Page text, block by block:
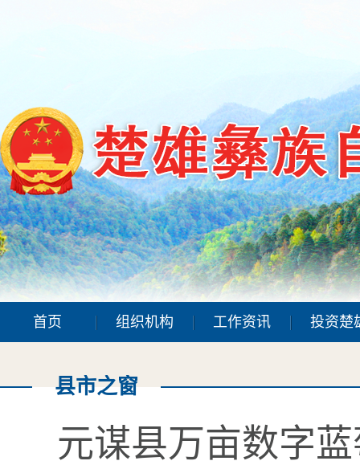
首页 组织机构 工作资讯 投资楚
县市之窗
元谋县万亩数字